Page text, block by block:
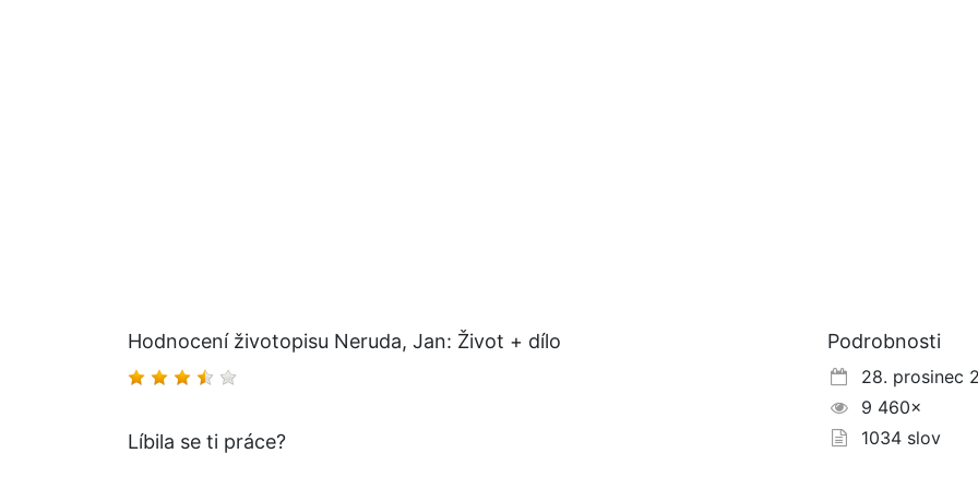
Hodnocení životopisu Neruda, Jan: Život + dílo
Líbila se ti práce?
Podrobnosti
28. prosinec
9 460×
1034 slov